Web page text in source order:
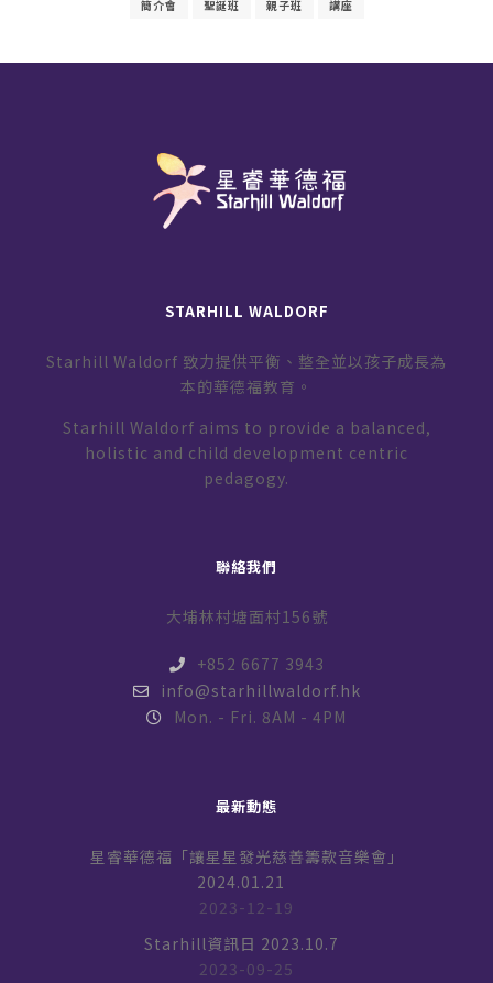
簡介會
聖誕班 親子班 講座
STARHILL WALDORF
Starhill Waldorf 致力提供平衡、整全並以孩子成長為
本的華德福教育。
Starhill Waldorf aims to provide a balanced,
holistic and child development centric
pedagogy.
聯絡我們
大埔林村塘面村156號
+852 6677 3943
info@starhillwaldorf.hk
Mon. - Fri. 8AM - 4PM
最新動態
星睿華德福「讓星星發光慈善籌款音樂會」
2024.01.21
2023-12-19
Starhill資訊日 2023.10.7
2023-09-25